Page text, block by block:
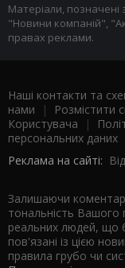
Матеріали,
"Новини компаній",
правах реклами.
Наші контакти та
нами | Розмістити
Користувача |
персональних даних
Реклама на сайті:
Залишаючи
тональність Вашого
реальних людей, що
пов'язані із цією
правила грубо чи